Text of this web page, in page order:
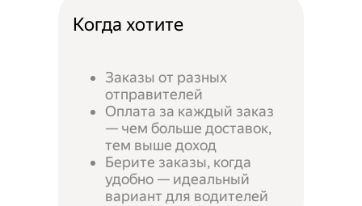
Когда хотите
Заказы от разных
отправителей
Оплата за каждый заказ
— чем больше доставок,
тем выше доход
Берите заказы, когда
удобно — идеальный
вариант для водителей